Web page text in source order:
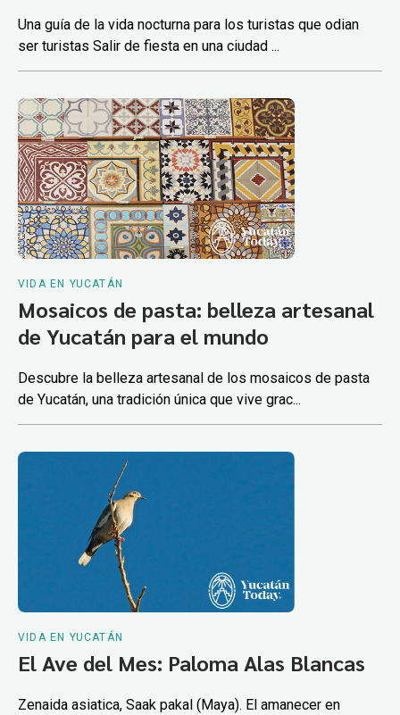
Una guía de la vida nocturna para los turistas que odian
ser turistas Salir de fiesta en una ciudad ...
VIDA EN YUCATÁN
Mosaicos de pasta: belleza artesanal
de Yucatán para el mundo
Descubre la belleza artesanal de los mosaicos de pasta
de Yucatán, una tradición única que vive grac...
VIDA EN YUCATÁN
El Ave del Mes: Paloma Alas Blancas
Zenaida asiatica, Saak pakal (Maya). El amanecer en